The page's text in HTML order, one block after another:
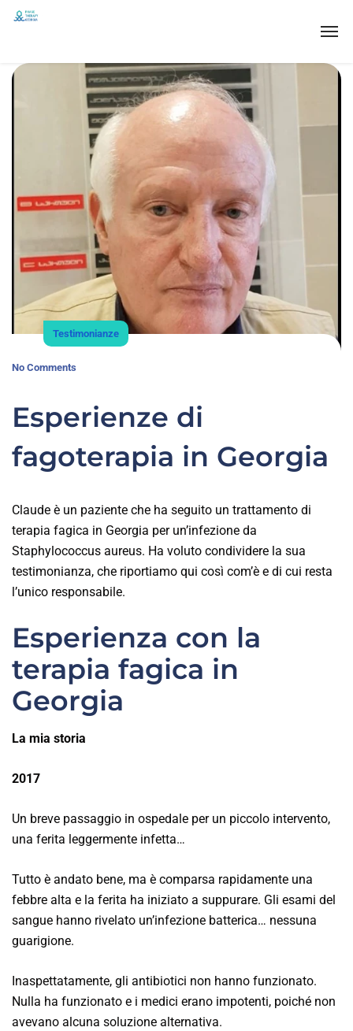
Testimonianze
No Comments
Esperienze di
fagoterapia in Georgia
Claude è un paziente che ha seguito un trattamento di
terapia fagica in Georgia per un’infezione da
Staphylococcus aureus. Ha voluto condividere la sua
testimonianza, che riportiamo qui così com’è e di cui resta
l’unico responsabile.
Esperienza con la
terapia fagica in
Georgia
La mia storia
2017
Un breve passaggio in ospedale per un piccolo intervento,
una ferita leggermente infetta…
Tutto è andato bene, ma è comparsa rapidamente una
febbre alta e la ferita ha iniziato a suppurare. Gli esami del
sangue hanno rivelato un’infezione batterica… nessuna
guarigione.
Inaspettatamente, gli antibiotici non hanno funzionato.
Nulla ha funzionato e i medici erano impotenti, poiché non
avevano alcuna soluzione alternativa.